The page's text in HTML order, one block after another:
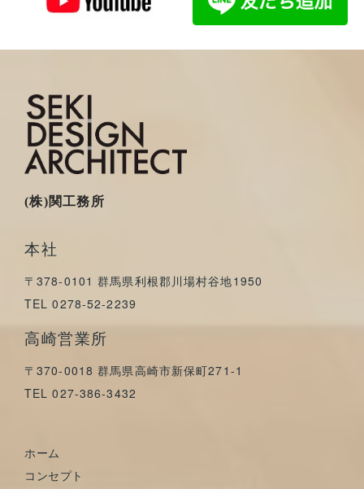
(株)関工務所
本社
〒378-0101 群馬県利根郡川場村谷地1950
TEL 0278-52-2239
高崎営業所
〒370-0018 群馬県高崎市新保町271-1
TEL 027-386-3432
ホーム
コンセプト